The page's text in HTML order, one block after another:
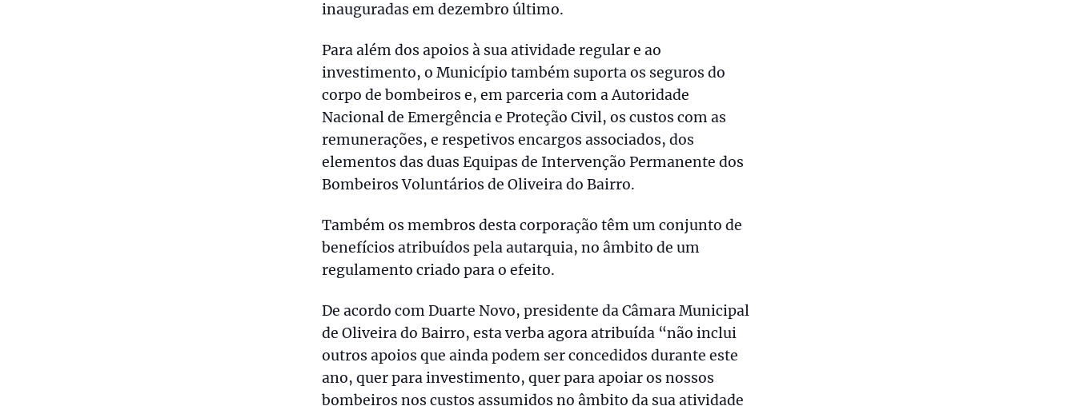
inauguradas em dezembro último.
Para além dos apoios à sua atividade regular e ao
investimento, o Município também suporta os seguros do
corpo de bombeiros e, em parceria com a Autoridade
Nacional de Emergência e Proteção Civil, os custos com as
remunerações, e respetivos encargos associados, dos
elementos das duas Equipas de Intervenção Permanente dos
Bombeiros Voluntários de Oliveira do Bairro.
Também os membros desta corporação têm um conjunto de
benefícios atribuídos pela autarquia, no âmbito de um
regulamento criado para o efeito.
De acordo com Duarte Novo, presidente da Câmara Municipal
de Oliveira do Bairro, esta verba agora atribuída “não inclui
outros apoios que ainda podem ser concedidos durante este
ano, quer para investimento, quer para apoiar os nossos
bombeiros nos custos assumidos no âmbito da sua atividade